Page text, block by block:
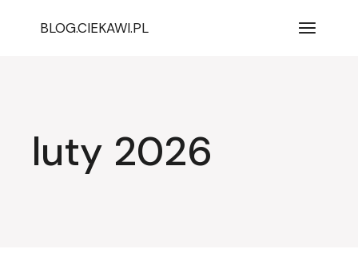
BLOG.CIEKAWI.PL
luty 2026